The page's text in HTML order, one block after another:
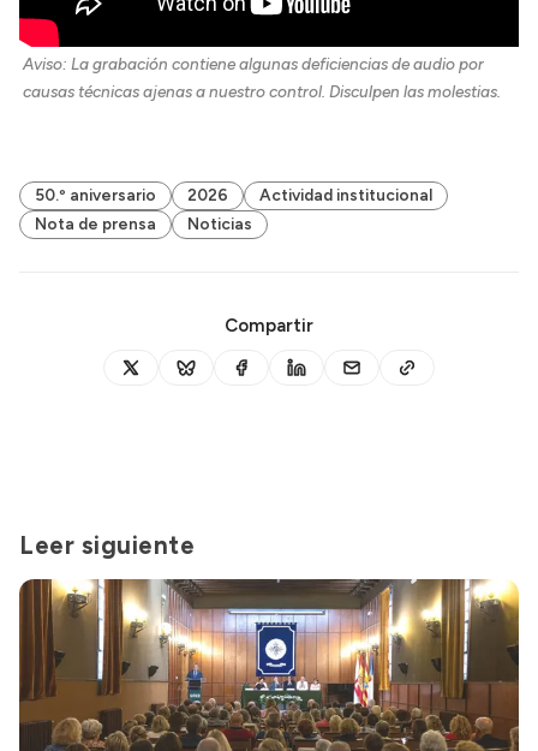
Aviso: La grabación contiene algunas deficiencias de audio por
causas técnicas ajenas a nuestro control. Disculpen las molestias.
50.º aniversario 2026
Actividad institucional
Nota de prensa
Noticias
Compartir
Leer siguiente